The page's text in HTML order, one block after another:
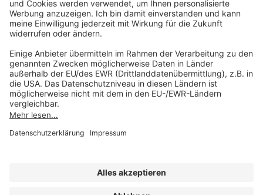
Fr 07:30 - 15:00 Uhr
Folgen Sie uns
Impressum
Datenschutz
AGB und Lizenzbedingungen